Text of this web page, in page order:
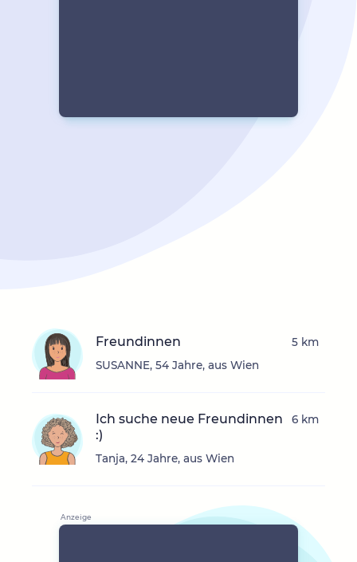
Freundinnen
SUSANNE, 54 Jahre, aus Wien
5 km
Ich suche neue Freundinnen
:)
Tanja, 24 Jahre, aus Wien
6 km